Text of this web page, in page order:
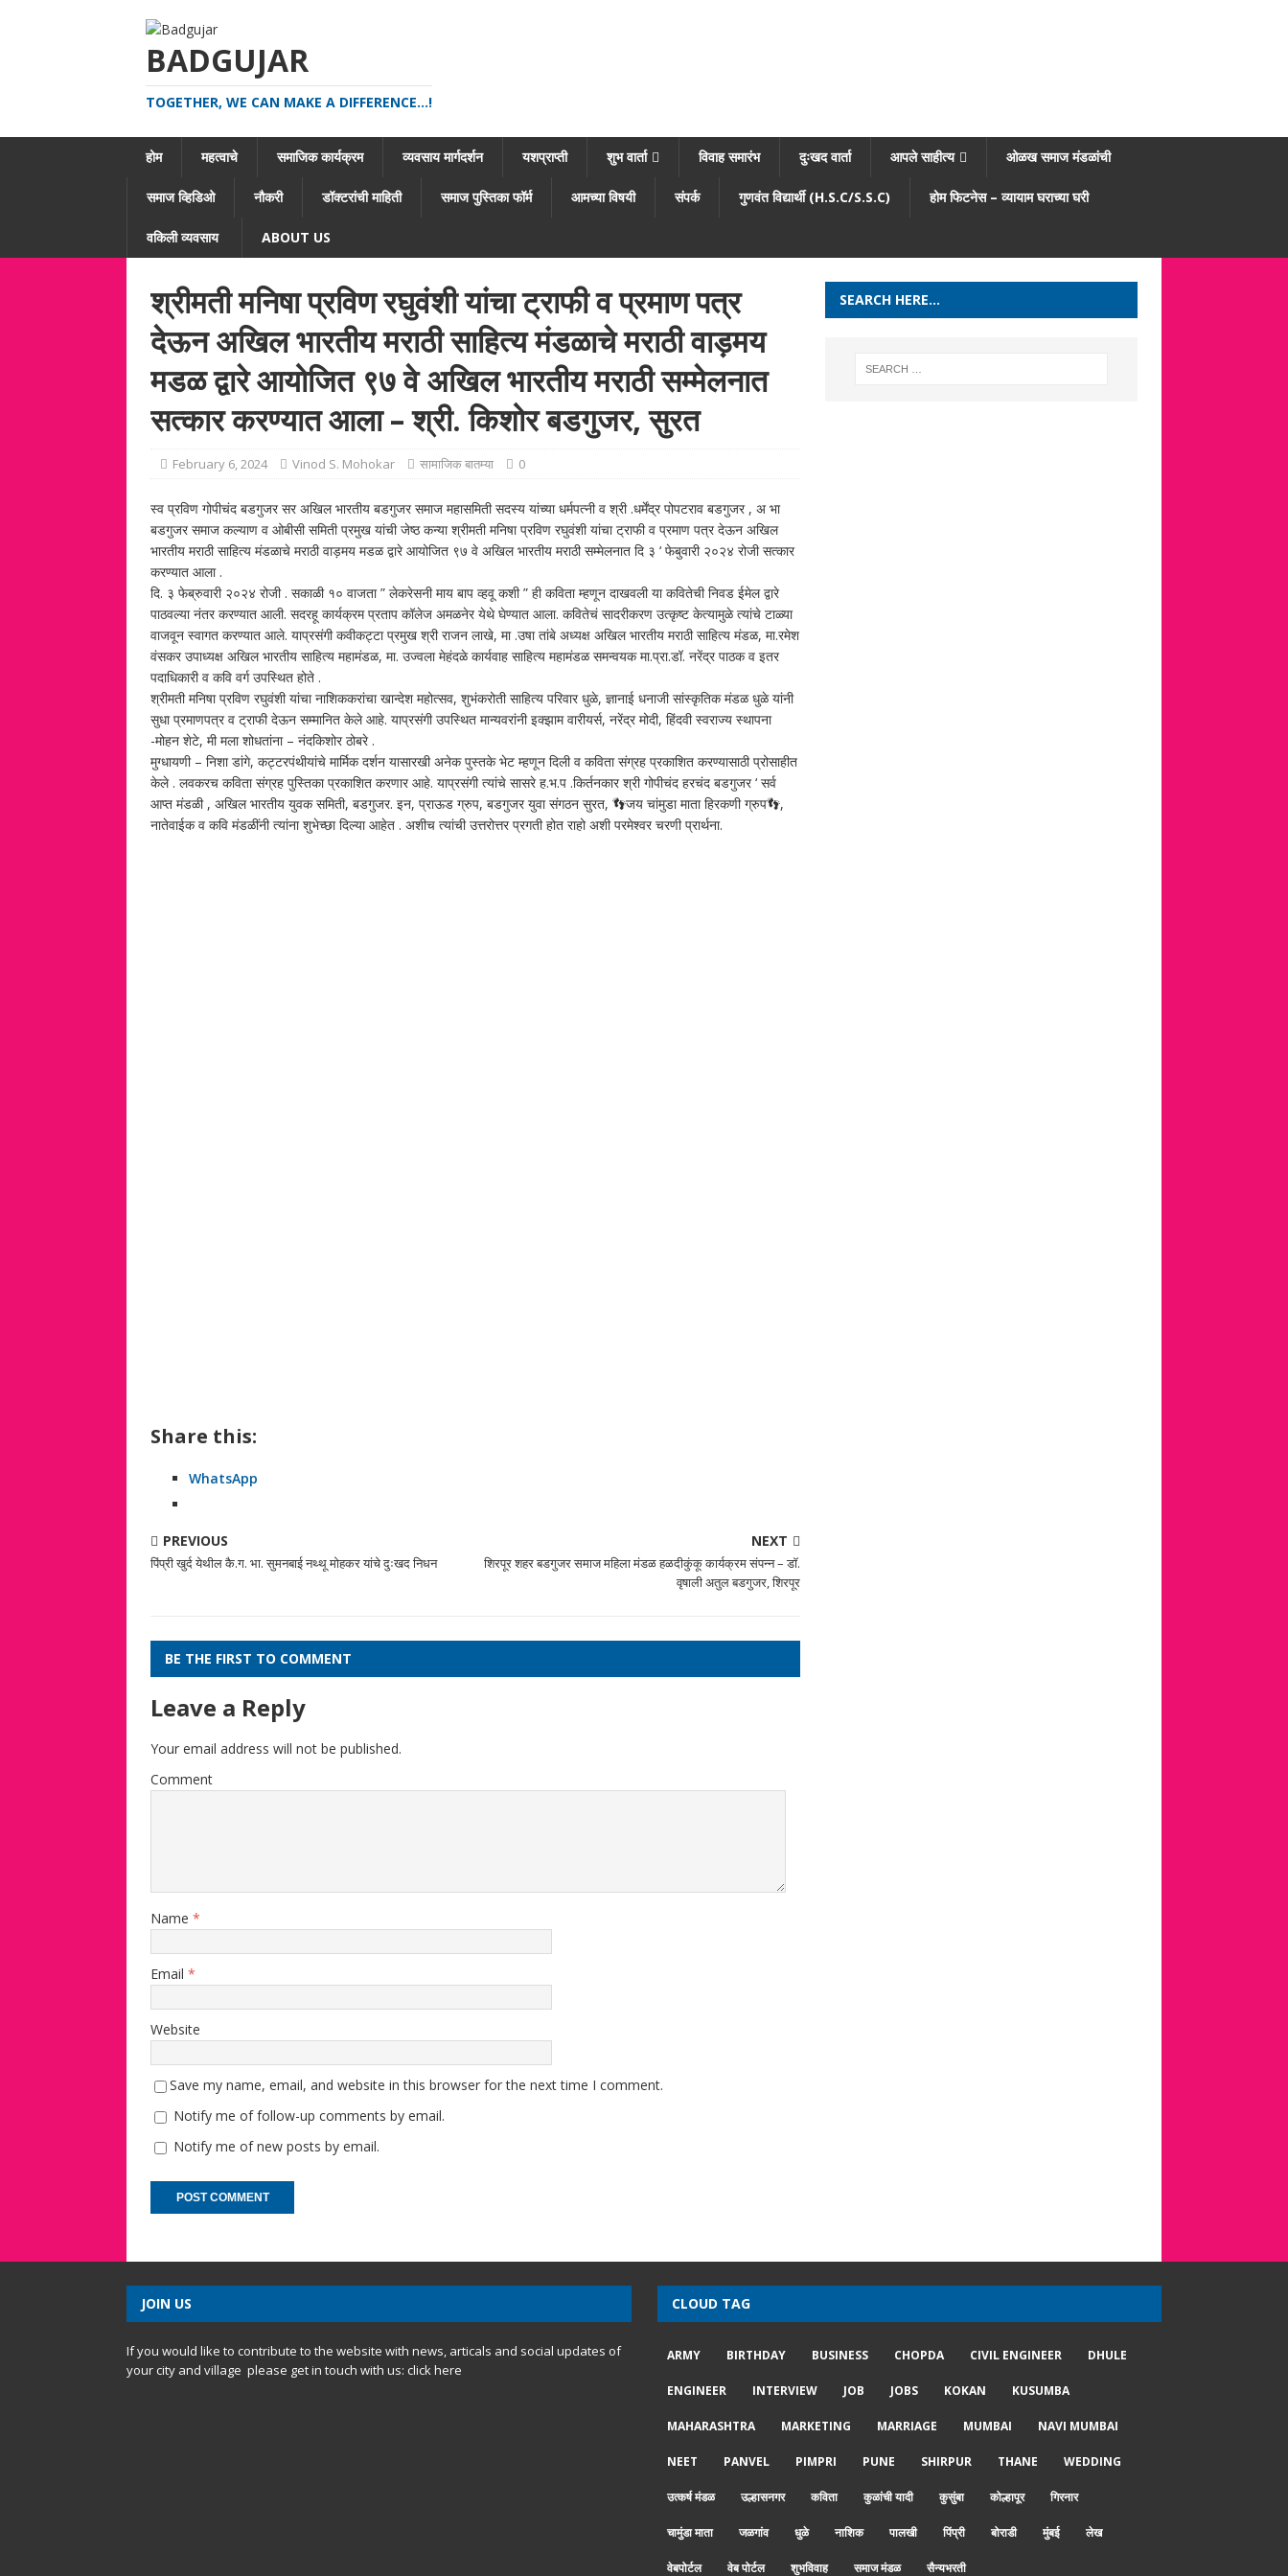
BADGUJAR
TOGETHER, WE CAN MAKE A DIFFERENCE...!
होम महत्वाचे समाजिक कार्यक्रम व्यवसाय मार्गदर्शन यशप्राप्ती शुभ वार्ता विवाह समारंभ दुःखद वार्ता आपले साहीत्य ओळख समाज मंडळांची
समाज व्हिडिओ नौकरी डॉक्टरांची माहिती समाज पुस्तिका फॉर्म आमच्या विषयी संपर्क गुणवंत विद्यार्थी (H.S.C/S.S.C) होम फिटनेस – व्यायाम घराच्या घरी
वकिली व्यवसाय ABOUT US
श्रीमती मनिषा प्रविण रघुवंशी यांचा ट्राफी व प्रमाण पत्र
देऊन अखिल भारतीय मराठी साहित्य मंडळाचे मराठी वाड़मय
मडळ द्वारे आयोजित ९७ वे अखिल भारतीय मराठी सम्मेलनात
सत्कार करण्यात आला – श्री. किशोर बडगुजर, सुरत
February 6, 2024 Vinod S. Mohokar सामाजिक बातम्या 0
स्व प्रविण गोपीचंद बडगुजर सर अखिल भारतीय बडगुजर समाज महासमिती सदस्य यांच्या धर्मपत्नी व श्री .धर्मेंद्र पोपटराव बडगुजर , अ भा
बडगुजर समाज कल्याण व ओबीसी समिती प्रमुख यांची जेष्ठ कन्या श्रीमती मनिषा प्रविण रघुवंशी यांचा ट्राफी व प्रमाण पत्र देऊन अखिल
भारतीय मराठी साहित्य मंडळाचे मराठी वाड़मय मडळ द्वारे आयोजित ९७ वे अखिल भारतीय मराठी सम्मेलनात दि ३ ‘ फेबुवारी २०२४ रोजी सत्कार
करण्यात आला .
दि. ३ फेब्रुवारी २०२४ रोजी . सकाळी १० वाजता ” लेकरेसनी माय बाप व्हवू कशी ” ही कविता म्हणून दाखवली या कवितेची निवड ईमेल द्वारे
पाठवल्या नंतर करण्यात आली. सदरहू कार्यक्रम प्रताप कॉलेज अमळनेर येथे घेण्यात आला. कवितेचं सादरीकरण उत्कृष्ट केत्यामुळे त्यांचे टाळ्या
वाजवून स्वागत करण्यात आले. याप्रसंगी कवीकट्टा प्रमुख श्री राजन लाखे, मा .उषा तांबे अध्यक्ष अखिल भारतीय मराठी साहित्य मंडळ, मा.रमेश
वंसकर उपाध्यक्ष अखिल भारतीय साहित्य महामंडळ, मा. उज्वला मेहंदळे कार्यवाह साहित्य महामंडळ समन्वयक मा.प्रा.डॉ. नरेंद्र पाठक व इतर
पदाधिकारी व कवि वर्ग उपस्थित होते .
श्रीमती मनिषा प्रविण रघुवंशी यांचा नाशिककरांचा खान्देश महोत्सव, शुभंकरोती साहित्य परिवार धुळे, ज्ञानाई धनाजी सांस्कृतिक मंडळ धुळे यांनी
सुधा प्रमाणपत्र व ट्राफी देऊन सम्मानित केले आहे. याप्रसंगी उपस्थित मान्यवरांनी इक्झाम वारीयर्स, नरेंद्र मोदी, हिंदवी स्वराज्य स्थापना
-मोहन शेटे, मी मला शोधतांना – नंदकिशोर ठोबरे .
मुग्धायणी – निशा डांगे, कट्टरपंथीयांचे मार्मिक दर्शन यासारखी अनेक पुस्तके भेट म्हणून दिली व कविता संग्रह प्रकाशित करण्यासाठी प्रोसाहीत
केले . लवकरच कविता संग्रह पुस्तिका प्रकाशित करणार आहे. याप्रसंगी त्यांचे सासरे ह.भ.प .किर्तनकार श्री गोपीचंद हरचंद बडगुजर ‘ सर्व
आप्त मंडळी , अखिल भारतीय युवक समिती, बडगुजर. इन, प्राऊड ग्रुप, बडगुजर युवा संगठन सुरत, 👣जय चांमुडा माता हिरकणी ग्रुप👣,
नातेवाईक व कवि मंडळींनी त्यांना शुभेच्छा दिल्या आहेत . अशीच त्यांची उत्तरोत्तर प्रगती होत राहो अशी परमेश्वर चरणी प्रार्थना.
Share this:
WhatsApp
PREVIOUS
पिंप्री खुर्द येथील कै.ग. भा. सुमनबाई नथ्थू मोहकर यांचे दुःखद निधन
NEXT
शिरपूर शहर बडगुजर समाज महिला मंडळ हळदीकुंकू कार्यक्रम संपन्न – डॉ.
वृषाली अतुल बडगुजर, शिरपूर
BE THE FIRST TO COMMENT
Leave a Reply
Your email address will not be published.
Comment
Name *
Email *
Website
Save my name, email, and website in this browser for the next time I comment.
Notify me of follow-up comments by email.
Notify me of new posts by email.
SEARCH HERE…
JOIN US
If you would like to contribute to the website with news, articals and social updates of
your city and village please get in touch with us: click here
CLOUD TAG
ARMY BIRTHDAY BUSINESS CHOPDA CIVIL ENGINEER DHULE
ENGINEER INTERVIEW JOB JOBS KOKAN KUSUMBA
MAHARASHTRA MARKETING MARRIAGE MUMBAI NAVI MUMBAI
NEET PANVEL PIMPRI PUNE SHIRPUR THANE WEDDING
उत्कर्ष मंडळ उल्हासनगर कविता कुळांची यादी कुसुंबा कोल्हापूर गिरनार
चामुंडा माता जळगांव धुळे नाशिक पालखी पिंप्री बोराडी मुंबई लेख
वेबपोर्टल वेब पोर्टल शुभविवाह समाज मंडळ सैन्यभरती